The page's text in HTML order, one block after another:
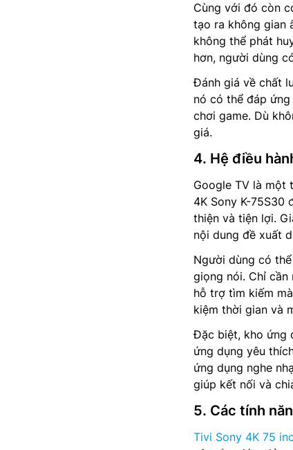
Cùng với đó còn
tạo ra không gian
không thể phát
hơn, người dùng
Đánh giá về chất
nó có thể đáp
chơi game. Dù
giá.
4. Hệ điều
Google TV là một
4K Sony K-75S30
thiện và tiện lợi.
nội dung đề xuất
Người dùng có
giọng nói. Chỉ cần
hỗ trợ tìm kiếm
kiệm thời gian và
Đặc biệt, kho ứng
ứng dụng yêu
ứng dụng nghe
giúp kết nối và
5. Các tính
Tivi Sony 4K 75